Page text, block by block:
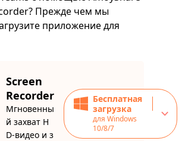
Прежде чем мы
приложение для
Screen
Recorder
Мгновенны
й захват H
D-видео и з
Бесплатная
загрузка
для Windows
10/8/7